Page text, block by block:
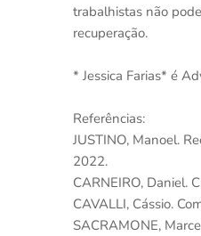
trabalhistas não
recuperação.
* Jessica Farias* é
Referências:
JUSTINO, Manoel.
2022.
CARNEIRO, Daniel.
CAVALLI, Cássio.
SACRAMONE,